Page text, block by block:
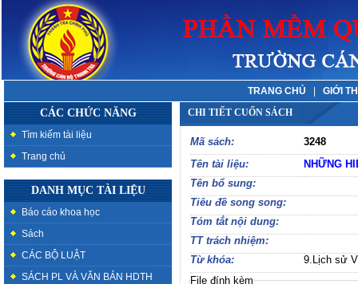
TRANG CHỦ GIỚI
CÁC CHỨC NĂNG
Tìm kiếm tài liệu
Trang chủ
DANH MỤC TÀI LIỆU
Báo cáo khoa học
Sách
CÁC BỘ LUẬT
SÁCH PL VÀ VĂN BẢN HDTH
CHI TIẾT CUỐN SÁCH
Mã sách:
3248
Tên tài liệu:
NHỮNG
Tên bổ sung:
Tiêu đề song song:
Tóm tắt nội dung:
TT trách nhiệm:
Từ khóa:
9.Lịch sử
File đính kèm